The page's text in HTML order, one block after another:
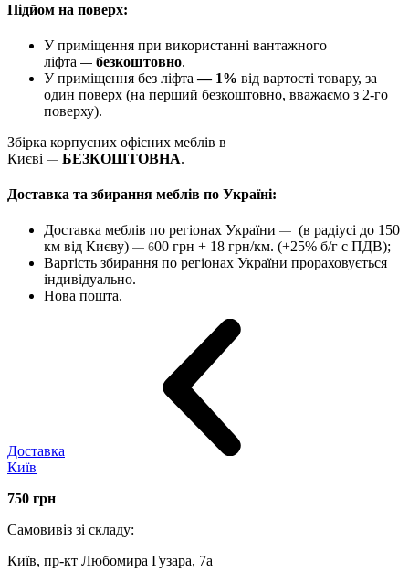
Підйом на поверх:
У приміщення при використанні вантажного
ліфта — безкоштовно.
У приміщення без ліфта— 1% від вартості товару, за
один поверх (на перший безкоштовно, вважаємо з 2-го
поверху).
Збірка корпусних офісних меблів в
Києві — БЕЗКОШТОВНА.
Доставка та збирання меблів по Україні:
Доставка меблів по регіонах України — (в радіусі до 150
км від Києву) — 600 грн + 18 грн/км. (+25% б/г с ПДВ);
Вартість збирання по регіонах України прораховується
індивідуально.
Нова пошта.
Доставка
Київ
750 грн
Самовивіз зі складу:
Київ, пр-кт Любомира Гузара, 7а